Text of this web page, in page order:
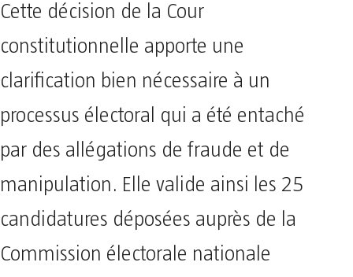
Cette décision de la Cour
constitutionnelle apporte une
clarification bien nécessaire à un
processus électoral qui a été entaché
par des allégations de fraude et de
manipulation. Elle valide ainsi les 25
candidatures déposées auprès de la
Commission électorale nationale